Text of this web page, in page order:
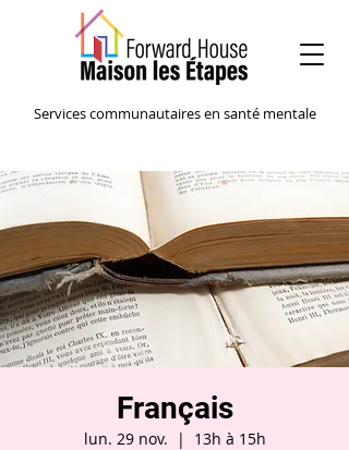
Services communautaires en santé mentale
Français
lun. 29 nov.
  |
13h à 15h